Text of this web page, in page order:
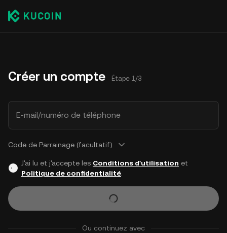
Créer un compte Étape 1/3
E-mail/numéro de téléphone
Code de Parrainage (facultatif)
J'ai lu et j'accepte les Conditions d'utilisation et
Politique de confidentialité.
Ou continuez avec